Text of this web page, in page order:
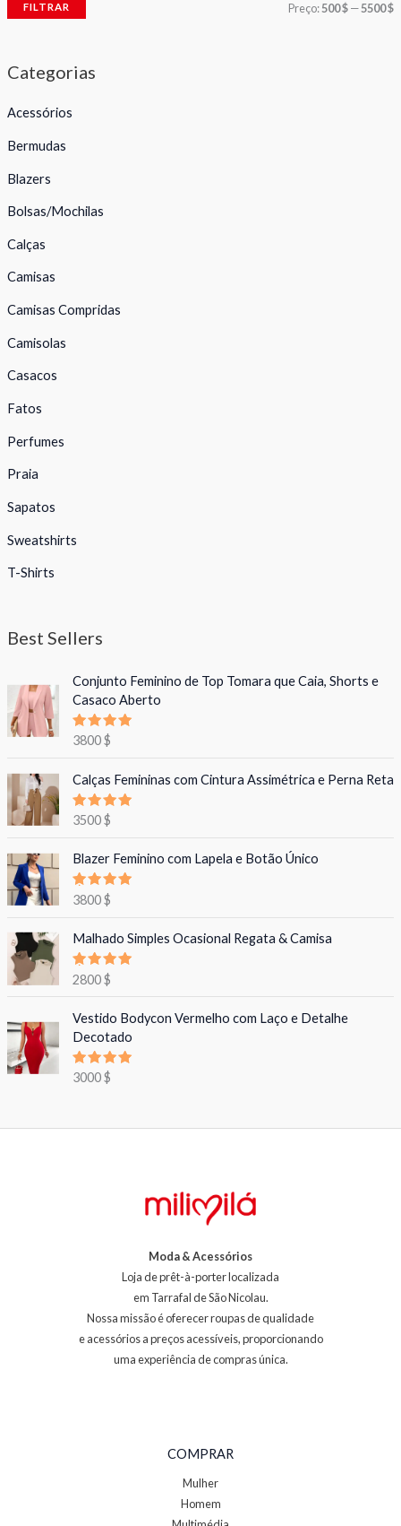
FILTRAR Preço:500 $—5500 $
Categorias
Acessórios
Bermudas
Blazers
Bolsas/Mochilas
Calças
Camisas
Camisas Compridas
Camisolas
Casacos
Fatos
Perfumes
Praia
Sapatos
Sweatshirts
T-Shirts
Best Sellers
Conjunto Feminino de Top Tomara que Caia, Shorts e
Casaco Aberto
Avaliação
de 5
3800$
Calças Femininas com Cintura Assimétrica e Perna Reta
Avaliação
de 5
3500$
Blazer Feminino com Lapela e Botão Único
Avaliação
de 5
3800$
Malhado Simples Ocasional Regata & Camisa
Avaliação
de 5
2800$
Vestido Bodycon Vermelho com Laço e Detalhe
Decotado
Avaliação
de 5
3000$
Moda & Acessórios
Loja de prêt-à-porter localizada
em Tarrafal de São Nicolau.
Nossa missão é oferecer roupas de qualidade
e acessórios a preços acessíveis, proporcionando
uma experiência de compras única.
COMPRAR
Mulher
Homem